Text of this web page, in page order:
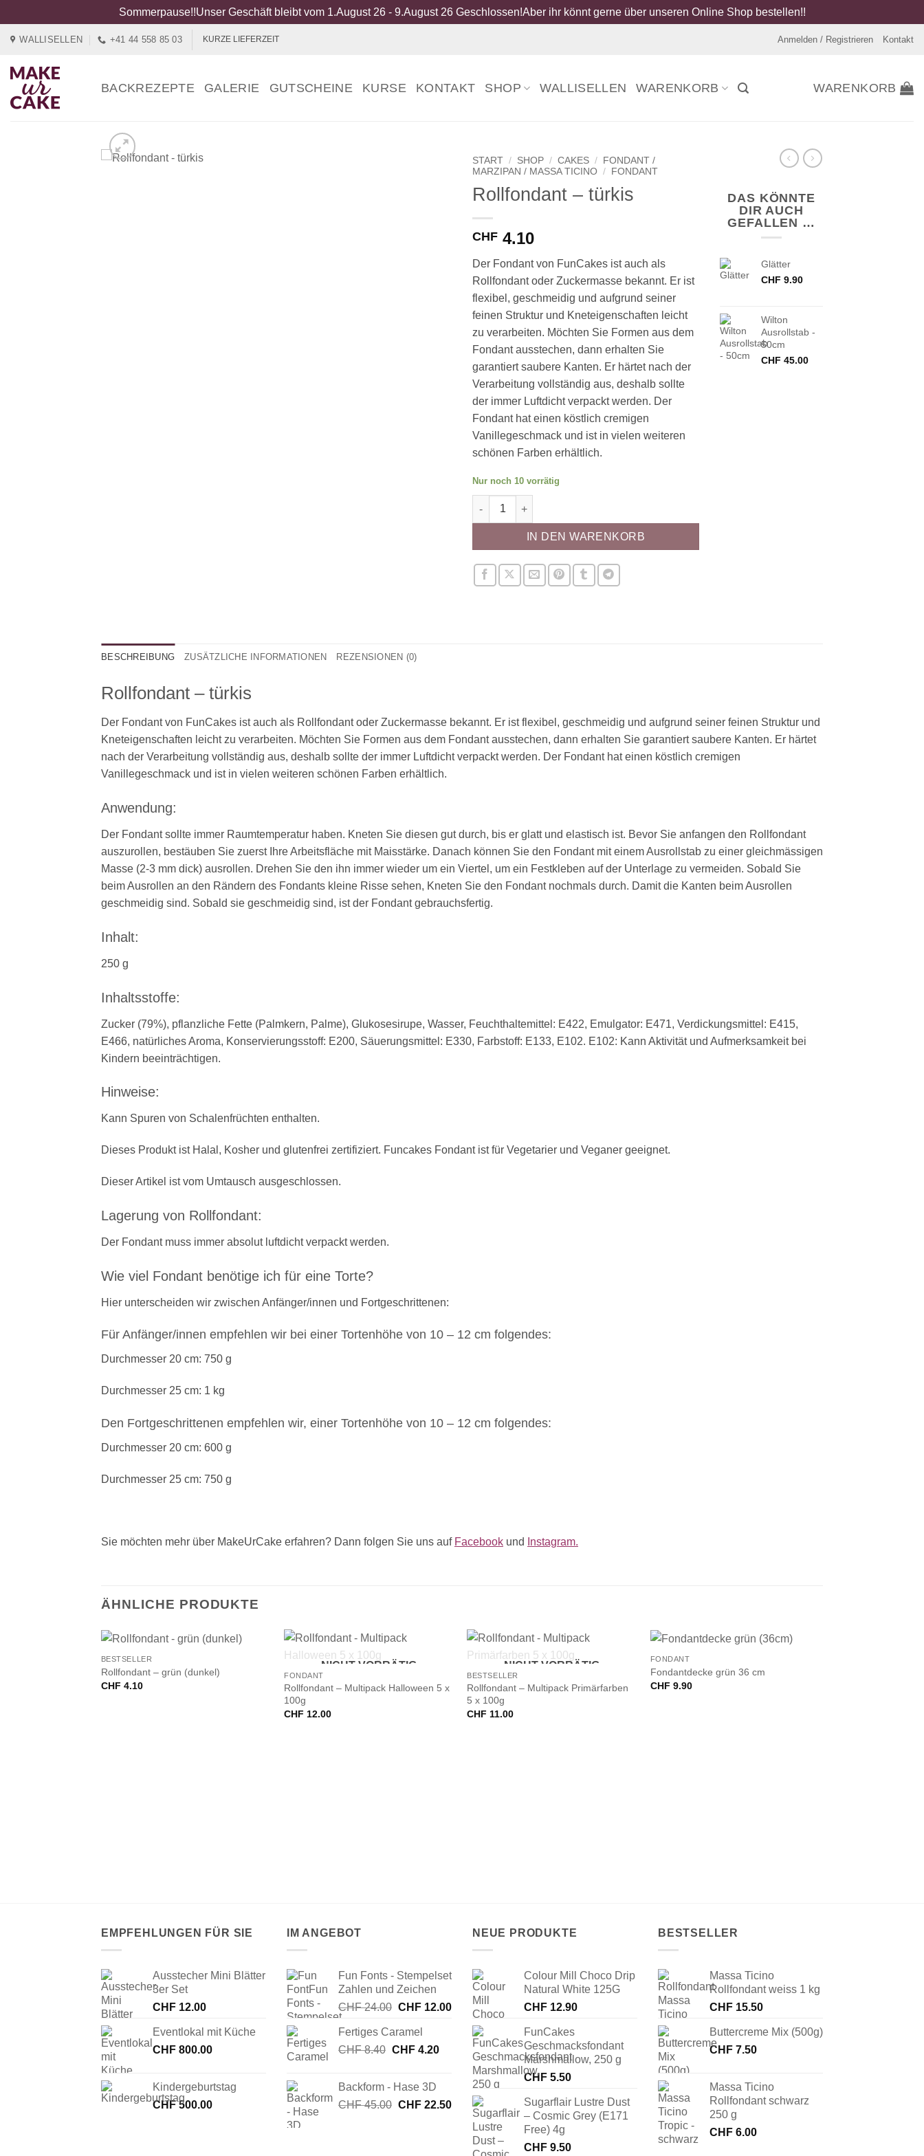
Sommerpause!!Unser Geschäft bleibt vom 1.August 26 - 9.August 26 Geschlossen!Aber ihr könnt gerne über unseren Online Shop bestellen!!
springen
WALLISELLEN +41 44 558 85 03 KURZE LIEFERZEIT Anmelden / Registrieren Kontakt
BACKREZEPTE GALERIE GUTSCHEINE KURSE KONTAKT SHOP WALLISELLEN WARENKORB WARENKORB
START / SHOP / CAKES /
FONDANT /
MARZIPAN / MASSA TICINO / FONDANT
Rollfondant – türkis
CHF 4.10
Der Fondant von FunCakes ist auch als
Rollfondant oder Zuckermasse bekannt. Er ist
flexibel, geschmeidig und aufgrund seiner
feinen Struktur und Kneteigenschaften leicht
zu verarbeiten. Möchten Sie Formen aus dem
Fondant ausstechen, dann erhalten Sie
garantiert saubere Kanten. Er härtet nach der
Verarbeitung vollständig aus, deshalb sollte
der immer Luftdicht verpackt werden. Der
Fondant hat einen köstlich cremigen
Vanillegeschmack und ist in vielen weiteren
schönen Farben erhältlich.
Nur noch 10 vorrätig
Rollfondant - türkis Menge
IN DEN WARENKORB
DAS KÖNNTE
DIR AUCH
GEFALLEN …
Glätter
CHF 9.90
Wilton
Ausrollstab -
50cm
CHF 45.00
BESCHREIBUNG ZUSÄTZLICHE INFORMATIONEN REZENSIONEN (0)
Rollfondant – türkis
Der Fondant von FunCakes ist auch als Rollfondant oder Zuckermasse bekannt. Er ist flexibel, geschmeidig und aufgrund seiner feinen Struktur und
Kneteigenschaften leicht zu verarbeiten. Möchten Sie Formen aus dem Fondant ausstechen, dann erhalten Sie garantiert saubere Kanten. Er härtet
nach der Verarbeitung vollständig aus, deshalb sollte der immer Luftdicht verpackt werden. Der Fondant hat einen köstlich cremigen
Vanillegeschmack und ist in vielen weiteren schönen Farben erhältlich.
Anwendung:
Der Fondant sollte immer Raumtemperatur haben. Kneten Sie diesen gut durch, bis er glatt und elastisch ist. Bevor Sie anfangen den Rollfondant
auszurollen, bestäuben Sie zuerst Ihre Arbeitsfläche mit Maisstärke. Danach können Sie den Fondant mit einem Ausrollstab zu einer gleichmässigen
Masse (2-3 mm dick) ausrollen. Drehen Sie den ihn immer wieder um ein Viertel, um ein Festkleben auf der Unterlage zu vermeiden. Sobald Sie
beim Ausrollen an den Rändern des Fondants kleine Risse sehen, Kneten Sie den Fondant nochmals durch. Damit die Kanten beim Ausrollen
geschmeidig sind. Sobald sie geschmeidig sind, ist der Fondant gebrauchsfertig.
Inhalt:
250 g
Inhaltsstoffe:
Zucker (79%), pflanzliche Fette (Palmkern, Palme), Glukosesirupe, Wasser, Feuchthaltemittel: E422, Emulgator: E471, Verdickungsmittel: E415,
E466, natürliches Aroma, Konservierungsstoff: E200, Säuerungsmittel: E330, Farbstoff: E133, E102. E102: Kann Aktivität und Aufmerksamkeit bei
Kindern beeinträchtigen.
Hinweise:
Kann Spuren von Schalenfrüchten enthalten.
Dieses Produkt ist Halal, Kosher und glutenfrei zertifiziert. Funcakes Fondant ist für Vegetarier und Veganer geeignet.
Dieser Artikel ist vom Umtausch ausgeschlossen.
Lagerung von Rollfondant:
Der Fondant muss immer absolut luftdicht verpackt werden.
Wie viel Fondant benötige ich für eine Torte?
Hier unterscheiden wir zwischen Anfänger/innen und Fortgeschrittenen:
Für Anfänger/innen empfehlen wir bei einer Tortenhöhe von 10 – 12 cm folgendes:
Durchmesser 20 cm: 750 g
Durchmesser 25 cm: 1 kg
Den Fortgeschrittenen empfehlen wir, einer Tortenhöhe von 10 – 12 cm folgendes:
Durchmesser 20 cm: 600 g
Durchmesser 25 cm: 750 g
Sie möchten mehr über MakeUrCake erfahren? Dann folgen Sie uns auf Facebook und Instagram.
ÄHNLICHE PRODUKTE
+
BESTSELLER
Rollfondant – grün (dunkel)
CHF 4.10
+
NICHT VORRÄTIG
FONDANT
Rollfondant – Multipack Halloween 5 x
100g
CHF 12.00
NICHT VORRÄTIG
BESTSELLER
Rollfondant – Multipack Primärfarben
5 x 100g
CHF 11.00
+
FONDANT
Fondantdecke grün 36 cm
CHF 9.90
EMPFEHLUNGEN FÜR SIE
Ausstecher Mini Blätter
3er Set
CHF 12.00
Eventlokal mit Küche
CHF 800.00
Kindergeburtstag
CHF500.00
IM ANGEBOT
Fun Fonts - Stempelset
Zahlen und Zeichen
CHF24.00 Ursprünglicher
war:
CHF 24.00
CHF12.00Aktueller
Preis
CHF 12.00.
Fertiges Caramel
CHF8.40 Ursprünglicher
CHF 8.40
CHF4.20Aktueller
Backform - Hase 3D
CHF45.00 Ursprünglicher
CHF22.50Aktueller
Preis
CHF 22.50.
NEUE PRODUKTE
Colour Mill Choco Drip
Natural White 125G
CHF 12.90
FunCakes
Geschmacksfondant
Marshmallow, 250 g
CHF 5.50
Sugarflair Lustre Dust
– Cosmic Grey (E171
Free) 4g
CHF 9.50
BESTSELLER
Massa Ticino
Rollfondant weiss 1 kg
CHF 15.50
Buttercreme Mix (500g)
CHF 7.50
Massa Ticino
Rollfondant schwarz
250 g
CHF 6.00